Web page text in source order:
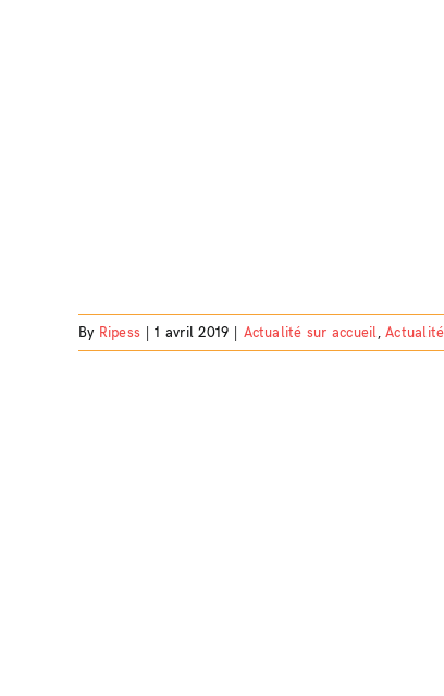
By Ripess 1 avril 2019 Actualité sur accueil,